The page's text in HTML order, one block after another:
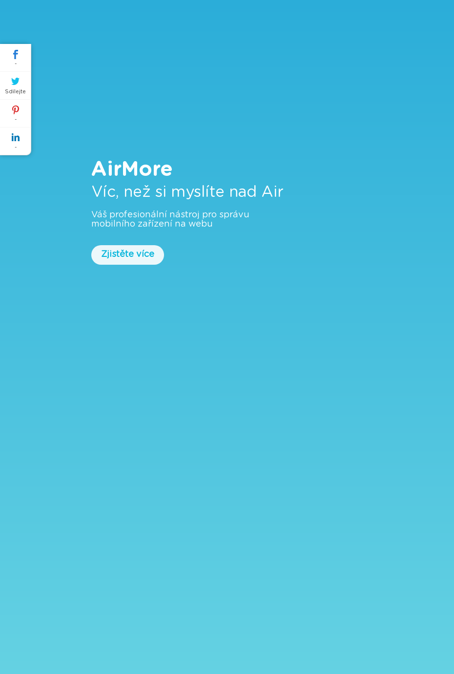
AirMore
Víc, než si myslíte nad Air
Váš profesionální nástroj pro správu
mobilního zařízení na webu
Zjistěte více
-
Sdílejte
-
-